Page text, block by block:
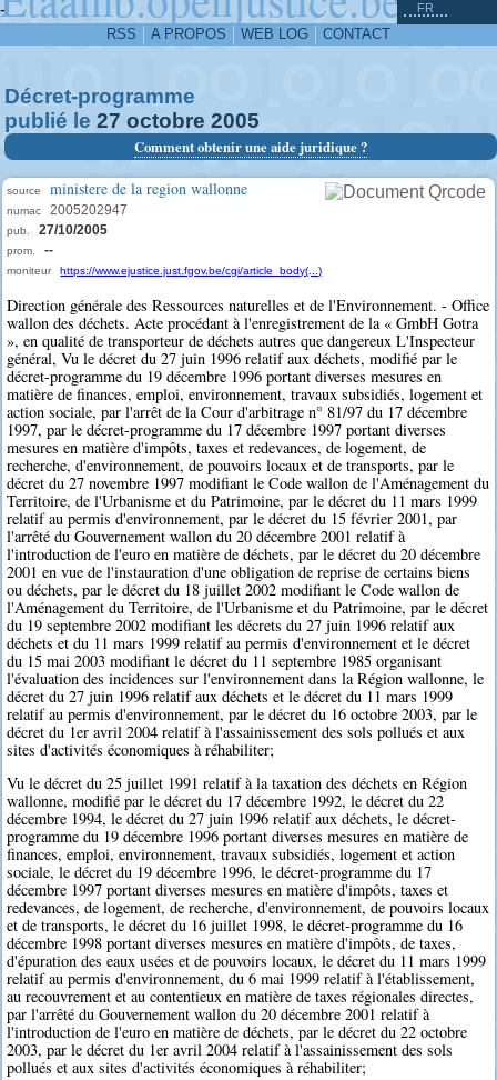
-
RSS A PROPOS WEB LOG CONTACT
FR
Décret-programme
publié le 27 octobre 2005
Comment obtenir une aide juridique ?
source ministere de la region wallonne
numac 2005202947
pub. 27/10/2005
prom. --
moniteur https://www.ejustice.just.fgov.be/cgi/article_body(...)
Direction générale des Ressources naturelles et de l'Environnement. - Office
wallon des déchets. Acte procédant à l'enregistrement de la « GmbH Gotra
», en qualité de transporteur de déchets autres que dangereux L'Inspecteur
général, Vu le décret du 27 juin 1996 relatif aux déchets, modifié par le
décret-programme du 19 décembre 1996 portant diverses mesures en
matière de finances, emploi, environnement, travaux subsidiés, logement et
action sociale, par l'arrêt de la Cour d'arbitrage n° 81/97 du 17 décembre
1997, par le décret-programme du 17 décembre 1997 portant diverses
mesures en matière d'impôts, taxes et redevances, de logement, de
recherche, d'environnement, de pouvoirs locaux et de transports, par le
décret du 27 novembre 1997 modifiant le Code wallon de l'Aménagement du
Territoire, de l'Urbanisme et du Patrimoine, par le décret du 11 mars 1999
relatif au permis d'environnement, par le décret du 15 février 2001, par
l'arrêté du Gouvernement wallon du 20 décembre 2001 relatif à
l'introduction de l'euro en matière de déchets, par le décret du 20 décembre
2001 en vue de l'instauration d'une obligation de reprise de certains biens
ou déchets, par le décret du 18 juillet 2002 modifiant le Code wallon de
l'Aménagement du Territoire, de l'Urbanisme et du Patrimoine, par le décret
du 19 septembre 2002 modifiant les décrets du 27 juin 1996 relatif aux
déchets et du 11 mars 1999 relatif au permis d'environnement et le décret
du 15 mai 2003 modifiant le décret du 11 septembre 1985 organisant
l'évaluation des incidences sur l'environnement dans la Région wallonne, le
décret du 27 juin 1996 relatif aux déchets et le décret du 11 mars 1999
relatif au permis d'environnement, par le décret du 16 octobre 2003, par le
décret du 1er avril 2004 relatif à l'assainissement des sols pollués et aux
sites d'activités économiques à réhabiliter;
Vu le décret du 25 juillet 1991 relatif à la taxation des déchets en Région
wallonne, modifié par le décret du 17 décembre 1992, le décret du 22
décembre 1994, le décret du 27 juin 1996 relatif aux déchets, le décret-
programme du 19 décembre 1996 portant diverses mesures en matière de
finances, emploi, environnement, travaux subsidiés, logement et action
sociale, le décret du 19 décembre 1996, le décret-programme du 17
décembre 1997 portant diverses mesures en matière d'impôts, taxes et
redevances, de logement, de recherche, d'environnement, de pouvoirs locaux
et de transports, le décret du 16 juillet 1998, le décret-programme du 16
décembre 1998 portant diverses mesures en matière d'impôts, de taxes,
d'épuration des eaux usées et de pouvoirs locaux, le décret du 11 mars 1999
relatif au permis d'environnement, du 6 mai 1999 relatif à l'établissement,
au recouvrement et au contentieux en matière de taxes régionales directes,
par l'arrêté du Gouvernement wallon du 20 décembre 2001 relatif à
l'introduction de l'euro en matière de déchets, par le décret du 22 octobre
2003, par le décret du 1er avril 2004 relatif à l'assainissement des sols
pollués et aux sites d'activités économiques à réhabiliter;
^